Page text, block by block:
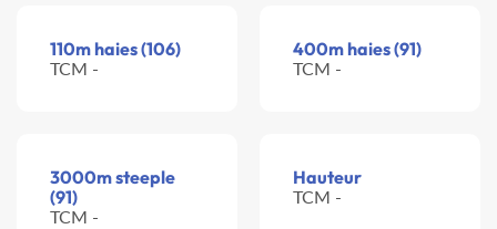
110m haies (106)
TCM -
400m haies (91)
TCM -
3000m steeple
(91)
TCM -
Hauteur
TCM -